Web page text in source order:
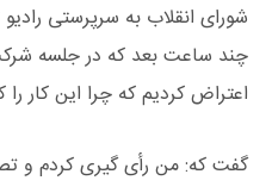
شورای انقلاب به سرپرستی
چند ساعت بعد که در جلسه
اعتراض کردیم که چرا این کار را
گفت که: من رأی‌ گیری کردم و